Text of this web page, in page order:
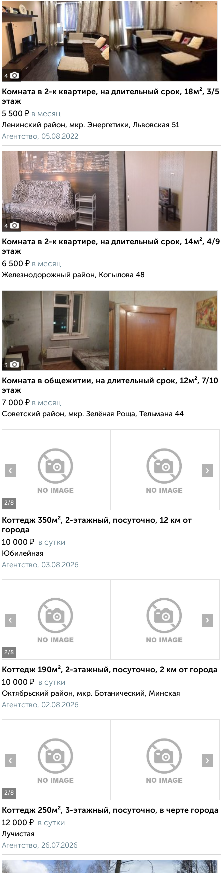
4
Комната в 2-к квартире, на длительный срок, 18м², 3/5
этаж
5 500 ₽ в месяц
Ленинский район, мкр. Энергетики, Львовская 51
Агентство, 05.08.2022
4
Комната в 2-к квартире, на длительный срок, 14м², 4/9
этаж
6 500 ₽ в месяц
Железнодорожный район, Копылова 48
3
Комната в общежитии, на длительный срок, 12м², 7/10
этаж
7 000 ₽ в месяц
Советский район, мкр. Зелёная Роща, Тельмана 44
2/8
‹ ›
Коттедж 350м², 2-этажный, посуточно, 12 км от
города
10 000 ₽ в сутки
Юбилейная
Агентство, 03.08.2026
2/8
‹ ›
Коттедж 190м², 2-этажный, посуточно, 2 км от города
10 000 ₽ в сутки
Октябрьский район, мкр. Ботанический, Минская
Агентство, 02.08.2026
2/8
‹ ›
Коттедж 250м², 3-этажный, посуточно, в черте города
12 000 ₽ в сутки
Лучистая
Агентство, 26.07.2026